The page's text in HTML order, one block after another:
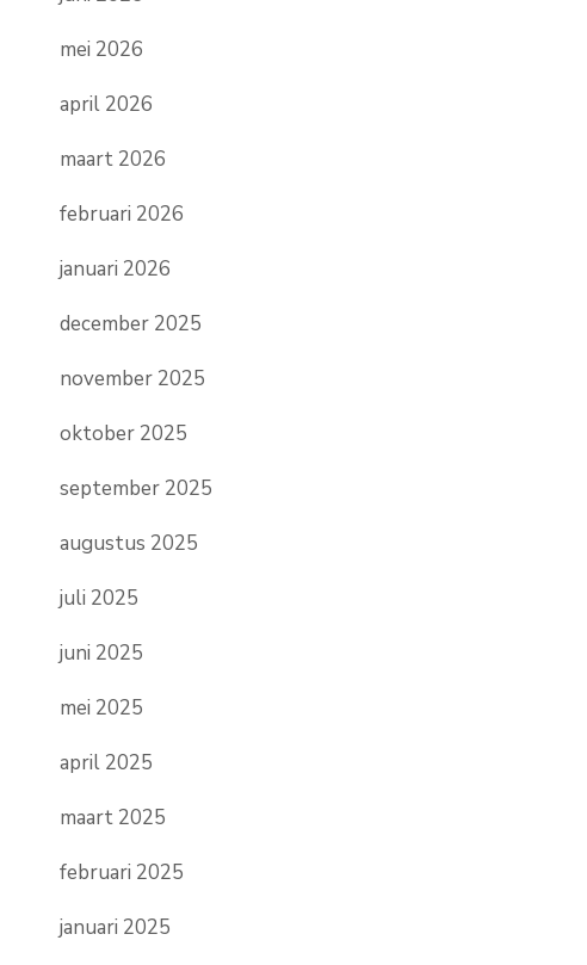
mei 2026
april 2026
maart 2026
februari 2026
januari 2026
december 2025
november 2025
oktober 2025
september 2025
augustus 2025
juli 2025
juni 2025
mei 2025
april 2025
maart 2025
februari 2025
januari 2025